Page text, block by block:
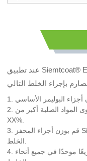
عند تطبيق Siemtcoat® EM5502 في نظام Siemtcoat، يرجى
2. أضف الماء، واخلطه جيدًا للتأكد من أن محتوى المواد الصلبة أكبر من
XX%.
3. قم بوزن أجزاء المحفز Siemtcoat® EM5509---XX، وأضفه أثناء
4. استمر في الخلط حتى يحقق المحفز توزيعًا موحدًا في جميع أنحاء